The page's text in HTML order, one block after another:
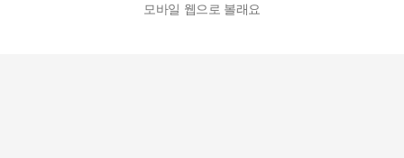
모바일 웹으로 볼래요